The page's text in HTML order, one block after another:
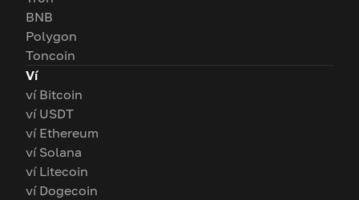
BNB
Polygon
Toncoin
Ví
ví Bitcoin
ví USDT
ví Ethereum
ví Solana
ví Litecoin
ví Dogecoin